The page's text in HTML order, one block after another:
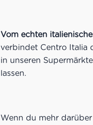
Vom echten
verbindet Centro Italia
in unseren
lassen.
Wenn du mehr